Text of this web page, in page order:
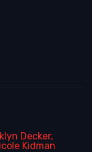
Decker,
Kidman